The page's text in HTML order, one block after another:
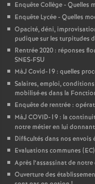
Enquête Collège - Quelles
Enquête Lycée - Quelles
Opacité, déni,
pudique sur les turpitudes
Rentrée 2020 : réponses
SNES-FSU
MàJ Covid-19 : quelles
Salaires, emploi,
mobilisé·es dans la
Enquête de rentrée :
MàJ COVID-19 : la
notre métier en lui
Difficultés dans nos envois
Evaluations communes
Après l’assassinat de
Ouverture des